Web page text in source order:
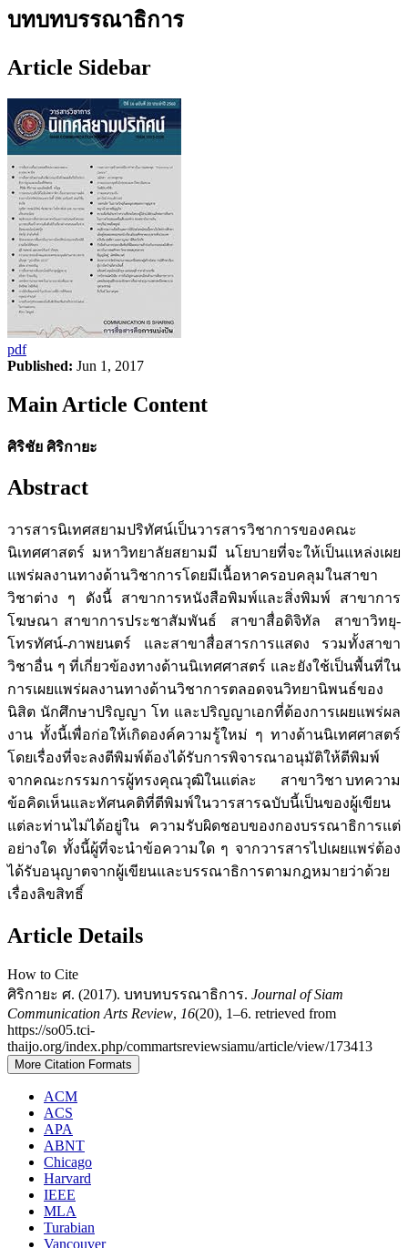
บทบทบรรณาธิการ
Article Sidebar
pdf
Published: Jun 1, 2017
Main Article Content
ศิริชัย ศิริกายะ
Abstract
วารสารนิเทศสยามปริทัศน์เป็นวารสารวิชาการของคณะ
นิเทศศาสตร์ มหาวิทยาลัยสยามมี นโยบายที่จะให้เป็นแหล่งเผย
แพร่ผลงานทางด้านวิชาการโดยมีเนื้อหาครอบคลุมในสาขา
วิชาต่าง ๆ ดังนี้ สาขาการหนังสือพิมพ์และสิ่งพิมพ์ สาขาการ
โฆษณา สาขาการประชาสัมพันธ์ สาขาสื่อดิจิทัล สาขาวิทยุ-
โทรทัศน์-ภาพยนตร์ และสาขาสื่อสารการแสดง รวมทั้งสาขา
วิชาอื่น ๆ ที่เกี่ยวข้องทางด้านนิเทศศาสตร์ และยังใช้เป็นพื้นที่ใน
การเผยแพร่ผลงานทางด้านวิชาการตลอดจนวิทยานิพนธ์ของ
นิสิต นักศึกษาปริญญา โท และปริญญาเอกที่ต้องการเผยแพร่ผล
งาน ทั้งนี้เพื่อก่อให้เกิดองค์ความรู้ใหม่ ๆ ทางด้านนิเทศศาสตร์
โดยเรื่องที่จะลงตีพิมพ์ต้องได้รับการพิจารณาอนุมัติให้ตีพิมพ์
จากคณะกรรมการผู้ทรงคุณวุฒิในแต่ละ สาขาวิชา บทความ
ข้อคิดเห็นและทัศนคติที่ตีพิมพ์ในวารสารฉบับนี้เป็นของผู้เขียน
แต่ละท่านไม่ได้อยู่ใน ความรับผิดชอบของกองบรรณาธิการแต่
อย่างใด ทั้งนี้ผู้ที่จะนำข้อความใด ๆ จากวารสารไปเผยแพร่ต้อง
ได้รับอนุญาตจากผู้เขียนและบรรณาธิการตามกฎหมายว่าด้วย
เรื่องลิขสิทธิ์
Article Details
How to Cite
ศิริกายะ ศ. (2017). บทบทบรรณาธิการ. Journal of Siam
Communication Arts Review, 16(20), 1–6. retrieved from
https://so05.tci-
thaijo.org/index.php/commartsreviewsiamu/article/view/173413
More Citation Formats
ACM
ACS
APA
ABNT
Chicago
Harvard
IEEE
MLA
Turabian
Vancouver